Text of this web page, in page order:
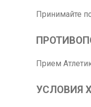
Принимайте
Прием
УСЛОВИЯ